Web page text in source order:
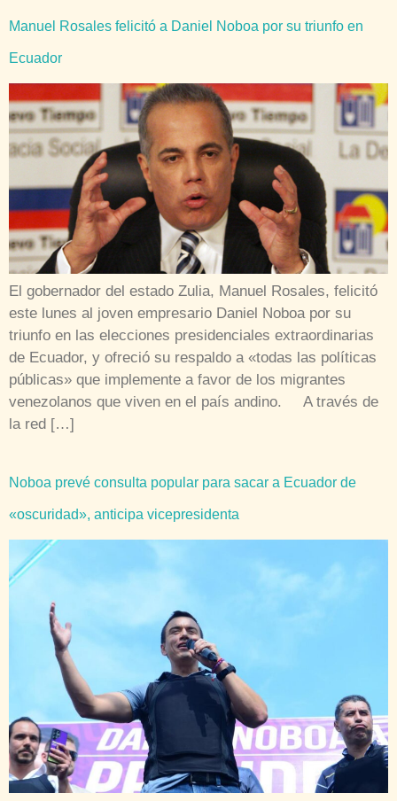
Manuel Rosales felicitó a Daniel Noboa por su triunfo en
Ecuador
El gobernador del estado Zulia, Manuel Rosales, felicitó
este lunes al joven empresario Daniel Noboa por su
triunfo en las elecciones presidenciales extraordinarias
de Ecuador, y ofreció su respaldo a «todas las políticas
públicas» que implemente a favor de los migrantes
venezolanos que viven en el país andino. A través de
la red […]
Noboa prevé consulta popular para sacar a Ecuador de
«oscuridad», anticipa vicepresidenta